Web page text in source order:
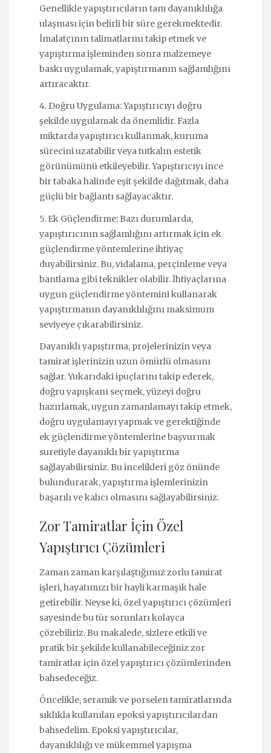
Genellikle yapıştırıcıların tam dayanıklılığa
ulaşması için belirli bir süre gerekmektedir.
İmalatçının talimatlarını takip etmek ve
yapıştırma işleminden sonra malzemeye
baskı uygulamak, yapıştırmanın sağlamlığını
artıracaktır.
4. Doğru Uygulama: Yapıştırıcıyı doğru
şekilde uygulamak da önemlidir. Fazla
miktarda yapıştırıcı kullanmak, kuruma
sürecini uzatabilir veya tutkalın estetik
görünümünü etkileyebilir. Yapıştırıcıyı ince
bir tabaka halinde eşit şekilde dağıtmak, daha
güçlü bir bağlantı sağlayacaktır.
5. Ek Güçlendirme: Bazı durumlarda,
yapıştırıcının sağlamlığını artırmak için ek
güçlendirme yöntemlerine ihtiyaç
duyabilirsiniz. Bu, vidalama, perçinleme veya
bantlama gibi teknikler olabilir. İhtiyaçlarına
uygun güçlendirme yöntemini kullanarak
yapıştırmanın dayanıklılığını maksimum
seviyeye çıkarabilirsiniz.
Dayanıklı yapıştırma, projelerinizin veya
tamirat işlerinizin uzun ömürlü olmasını
sağlar. Yukarıdaki ipuçlarını takip ederek,
doğru yapışkanı seçmek, yüzeyi doğru
hazırlamak, uygun zamanlamayı takip etmek,
doğru uygulamayı yapmak ve gerektiğinde
ek güçlendirme yöntemlerine başvurmak
suretiyle dayanıklı bir yapıştırma
sağlayabilirsiniz. Bu incelikleri göz önünde
bulundurarak, yapıştırma işlemlerinizin
başarılı ve kalıcı olmasını sağlayabilirsiniz.
Zor Tamiratlar İçin Özel
Yapıştırıcı Çözümleri
Zaman zaman karşılaştığımız zorlu tamirat
işleri, hayatımızı bir hayli karmaşık hale
getirebilir. Neyse ki, özel yapıştırıcı çözümleri
sayesinde bu tür sorunları kolayca
çözebiliriz. Bu makalede, sizlere etkili ve
pratik bir şekilde kullanabileceğiniz zor
tamiratlar için özel yapıştırıcı çözümlerinden
bahsedeceğiz.
Öncelikle, seramik ve porselen tamiratlarında
sıklıkla kullanılan epoksi yapıştırıcılardan
bahsedelim. Epoksi yapıştırıcılar,
dayanıklılığı ve mükemmel yapışma